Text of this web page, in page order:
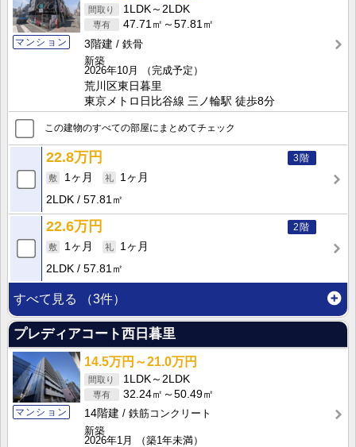
マンション
1LDK～2LDK
47.71㎡～57.81㎡
3階建
鉄骨
新築
2026年10月
（完成予定）
荒川区東日暮里
東京メトロ日比谷線 三ノ輪駅 徒歩8分
この建物のすべての部屋にまとめてチェック
3階
22.8万円
1ヶ月
1ヶ月
2LDK
57.81㎡
2階
22.6万円
1ヶ月
1ヶ月
2LDK
57.81㎡
すべて見る （3件）
プレディアコート西日暮里
マンション
14.5万円～21.0万円
1LDK～2LDK
32.24㎡～50.49㎡
14階建
鉄筋コンクリート
新築
2026年1月
（築1年未満）